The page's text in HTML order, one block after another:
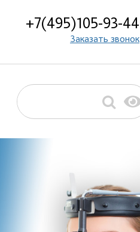
+7(495)105-93-44
Заказать звонок